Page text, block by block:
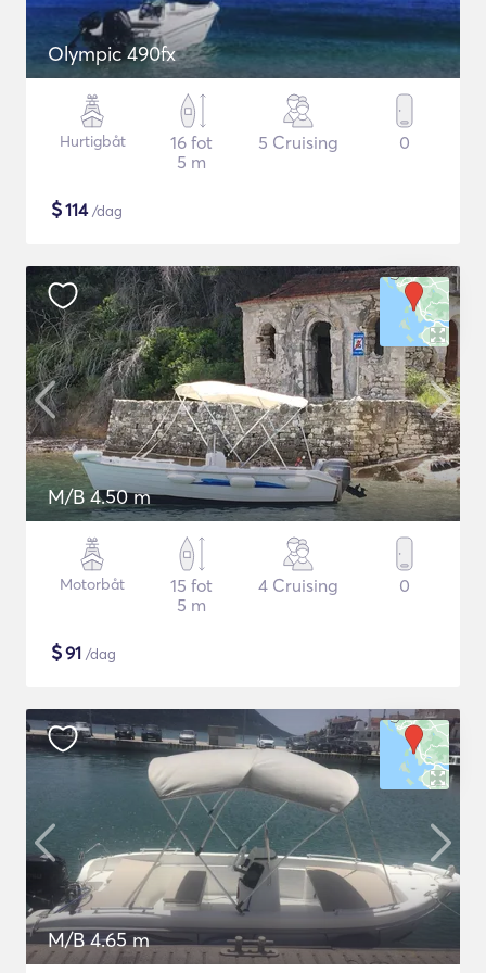
Olympic 490fx
Hurtigbåt
16 fot
5 m
5 Cruising 0
$114/dag
M/B 4.50 m
Motorbåt
15 fot
5 m
4 Cruising 0
$91 /dag
M/B 4.65 m